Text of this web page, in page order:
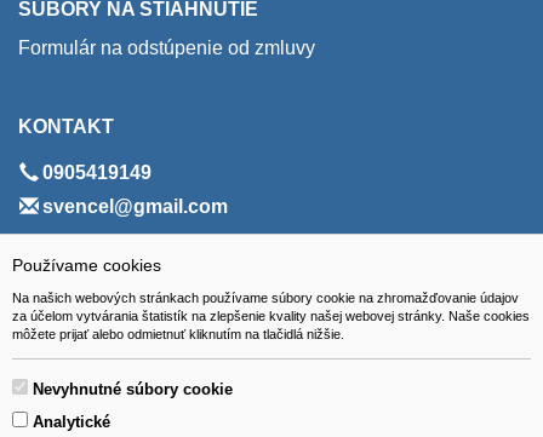
Používame cookies
Na našich webových stránkach používame súbory cookie na zhromažďovanie údajov
za účelom vytvárania štatistík na zlepšenie kvality našej webovej stránky. Naše cookies
môžete prijať alebo odmietnuť kliknutím na tlačidlá nižšie.
Nevyhnutné súbory cookie
Analytické
SÚBORY NA STIAHNUTIE
Formulár na odstúpenie od zmluvy
KONTAKT
0905419149
svencel@gmail.com
ADRESA
VEST - tech s.r.o.
Hviezdoslavova 280/6, 965 01 Žiar nad Hronom
Slovakia (Slovak Republic)